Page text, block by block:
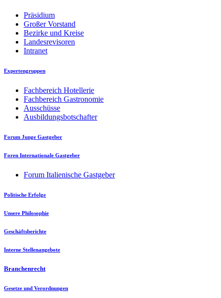
Präsidium
Großer Vorstand
Bezirke und Kreise
Landesrevisoren
Intranet
Expertengruppen
Fachbereich Hotellerie
Fachbereich Gastronomie
Ausschüsse
Ausbildungsbotschafter
Forum Junge Gastgeber
Foren Internationale Gastgeber
Forum Italienische Gastgeber
Politische Erfolge
Unsere Philosophie
Geschäftsberichte
Interne Stellenangebote
Branchenrecht
Gesetze und Verordnungen